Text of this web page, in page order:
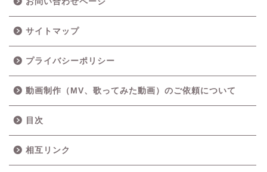
サイトマップ
プライバシーポリシー
動画制作（MV、歌ってみた動画）のご依頼について
目次
相互リンク